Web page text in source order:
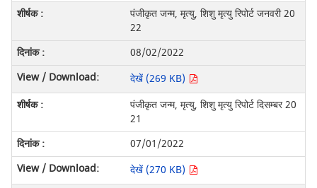
पंजीकृत जन्म, मृत्यु, शिशु मृत्यु रिपोर्ट जनवरी 20
22
08/02/2022
देखें (269 KB)
पंजीकृत जन्म, मृत्यु, शिशु मृत्यु रिपोर्ट दिसम्बर 20
21
07/01/2022
देखें (270 KB)